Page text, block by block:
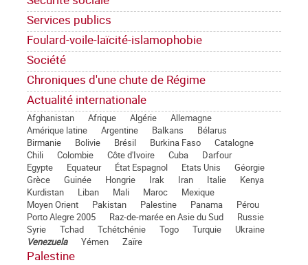
Services publics
Foulard-voile-laïcité-islamophobie
Société
Chroniques d'une chute de Régime
Actualité internationale
Afghanistan Afrique Algérie
Allemagne
Amérique latine
Argentine Balkans
Bélarus
Birmanie
Bolivie Brésil Burkina Faso
Catalogne
Chili
Colombie Côte d'Ivoire Cuba
Darfour
Egypte
Equateur État Espagnol Etats Unis
Géorgie
Grèce
Guinée Hongrie Irak Iran Italie
Kenya
Kurdistan
Liban Mali Maroc
Mexique
Moyen Orient
Pakistan Palestine Panama
Pérou
Porto Alegre 2005
Raz-de-marée en Asie du Sud
Russie
Syrie
Tchad Tchétchénie Togo Turquie
Ukraine
Venezuela
Yémen Zaïre
Palestine